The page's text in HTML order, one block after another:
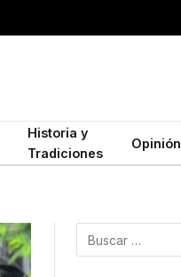
Historia y
Tradiciones
Opinión